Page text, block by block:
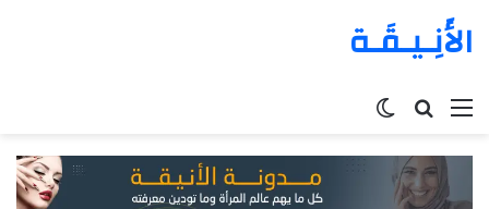
الأَنِـيـقَـة
القائمة بحث